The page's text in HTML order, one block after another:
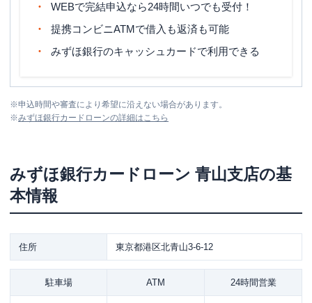
WEBで完結申込なら24時間いつでも受付！
提携コンビニATMで借入も返済も可能
みずほ銀行のキャッシュカードで利用できる
※申込時間や審査により希望に沿えない場合があります。
※みずほ銀行カードローンの詳細はこちら
みずほ銀行カードローン 青山支店の基
本情報
住所 東京都港区北青山3-6-12
駐車場 ATM 24時間営業